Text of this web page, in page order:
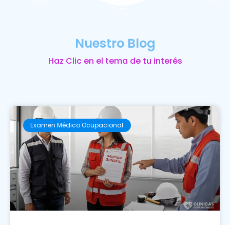
Nuestro Blog
Haz Clic en el tema de tu interés
Examen Médico Ocupacional